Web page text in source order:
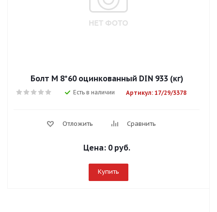
Болт М 8*60 оцинкованный DIN 933 (кг)
Есть в наличии Артикул: 17/29/3378
Отложить Сравнить
Цена: 0 руб.
Купить